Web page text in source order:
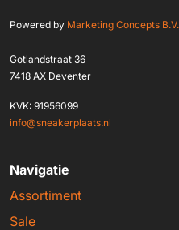
Powered by Marketing Concepts B.V.
Gotlandstraat 36
7418 AX Deventer
KVK: 91956099
info@sneakerplaats.nl
Navigatie
Assortiment
Sale